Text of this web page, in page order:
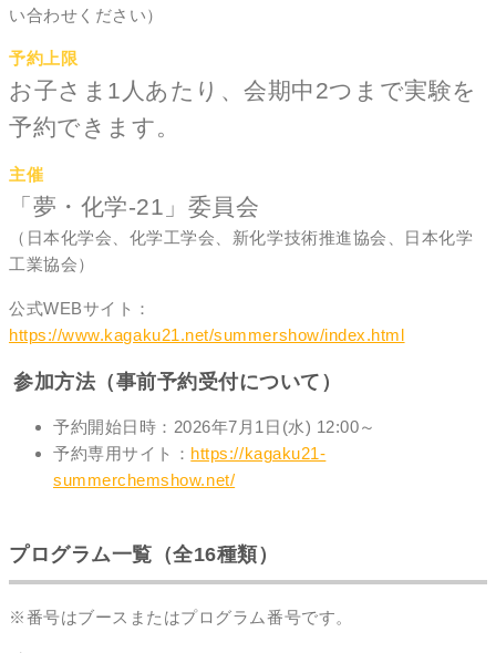
い合わせください）
予約上限
お子さま1人あたり、会期中2つまで実験を
予約できます。
主催
「夢・化学-21」委員会
（日本化学会、化学工学会、新化学技術推進協会、日本化学
工業協会）
公式WEBサイト：
https://www.kagaku21.net/summershow/index.html
参加方法（事前予約受付について）
予約開始日時：2026年7月1日(水) 12:00～
予約専用サイト： https://kagaku21-
summerchemshow.net/
プログラム一覧（全16種類）
※番号はブースまたはプログラム番号です。